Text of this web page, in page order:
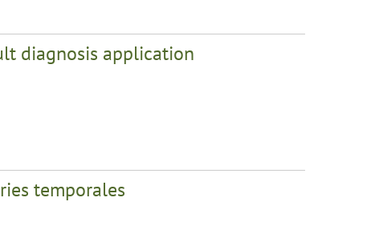
diagnosis application
temporales